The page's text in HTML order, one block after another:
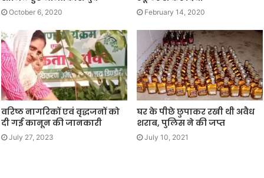
October 6, 2020 February 14, 2020
वरिष्ठ नागरिकों एवं वृद्धजनों को
दी गई कानून की जानकारी
July 27, 2023
घर के पीछे छुपाकर रखी थी अवैध
शराब, पुलिस ने की जप्त
July 10, 2021